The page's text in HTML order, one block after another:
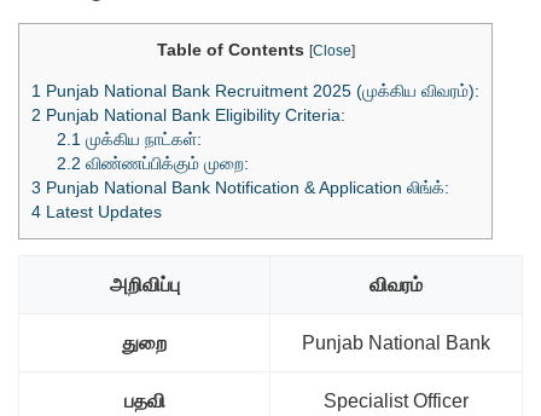
Table of Contents [Close]
1 Punjab National Bank Recruitment 2025 (முக்கிய விவரம்):
2 Punjab National Bank Eligibility Criteria:
2.1முக்கிய நாட்கள்:
2.2 விண்ணப்பிக்கும் முறை:
3 Punjab National Bank Notification & Application லிங்க்:
4 Latest Updates
அறிவிப்பு விவரம்
துறை Punjab National Bank
பதவி Specialist Officer